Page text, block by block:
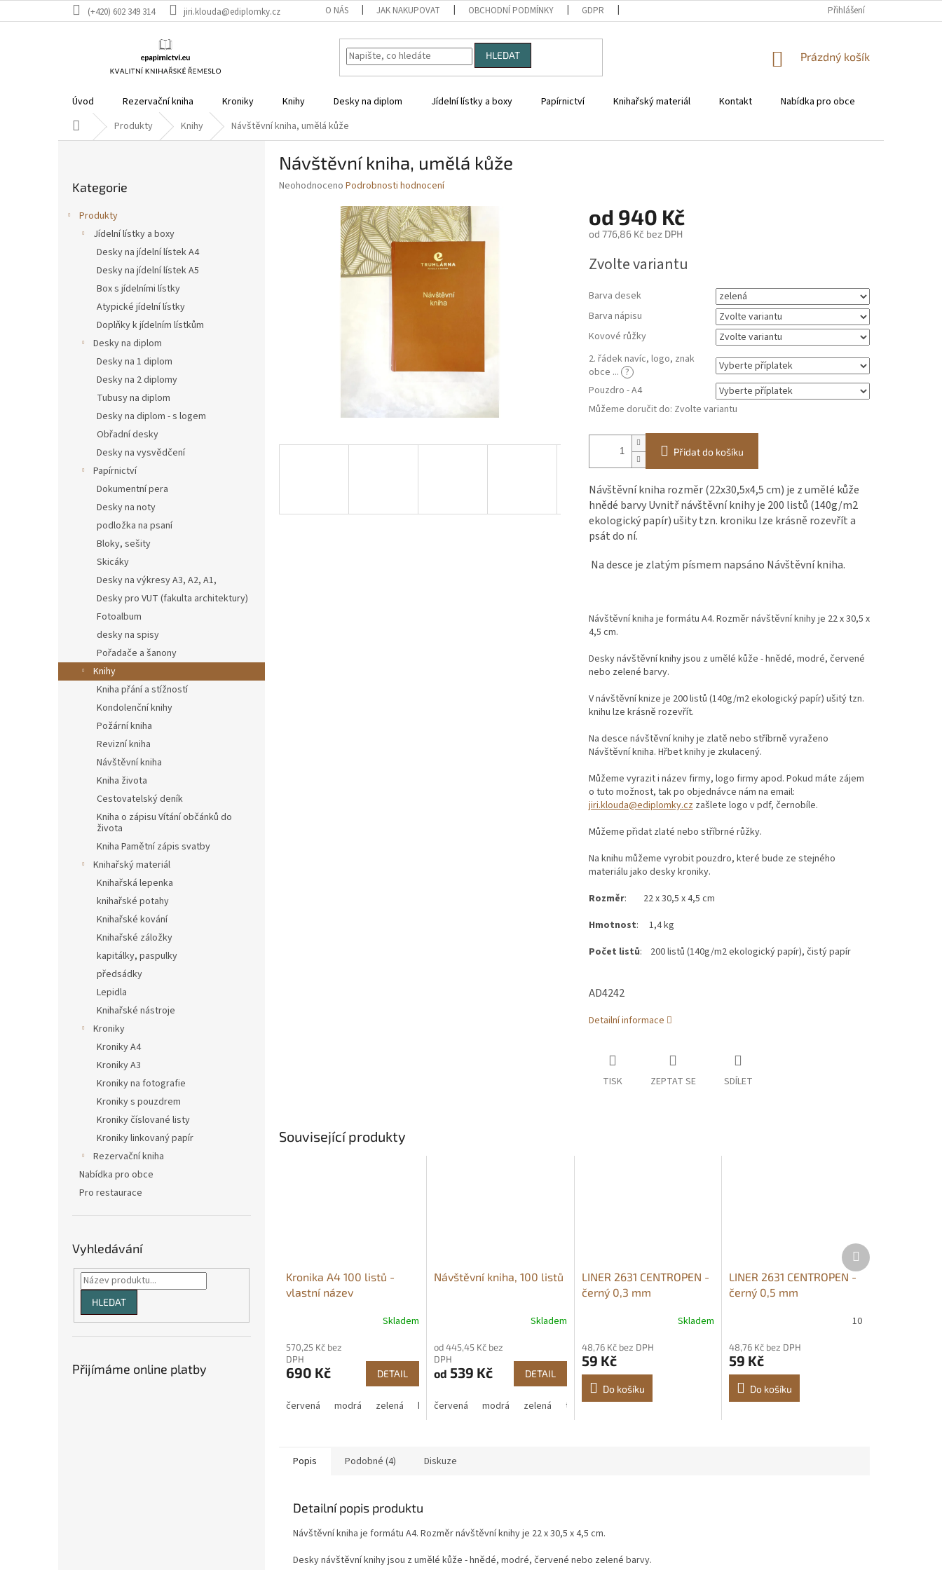
na
(+420) 602 349 314 jiri.klouda@ediplomky.cz O NÁS JAK NAKUPOVAT OBCHODNÍ PODMÍNKY GDPR Přihlášení
HLEDAT
NÁKUPNÍ
Prázdný košík
Úvod Rezervační kniha Kroniky Knihy Desky na diplom Jídelní lístky a boxy Papírnictví Knihařský materiál Kontakt Nabídka pro obce
Domů Produkty Knihy Návštěvní kniha, umělá kůže
kategorie
Kategorie
Produkty
Jídelní lístky a boxy
Desky na jídelní lístek A4
Desky na jídelní lístek A5
Box s jídelními lístky
Atypické jídelní lístky
Doplňky k jídelním lístkům
Desky na diplom
Desky na 1 diplom
Desky na 2 diplomy
Tubusy na diplom
Desky na diplom - s logem
Obřadní desky
Desky na vysvědčení
Papírnictví
Dokumentní pera
Desky na noty
podložka na psaní
Bloky, sešity
Skicáky
Desky na výkresy A3, A2, A1,
Desky pro VUT (fakulta architektury)
Fotoalbum
desky na spisy
Pořadače a šanony
Knihy
Kniha přání a stížností
Kondolenční knihy
Požární kniha
Revizní kniha
Návštěvní kniha
Kniha života
Cestovatelský deník
Kniha o zápisu Vítání občánků do
života
Kniha Pamětní zápis svatby
Knihařský materiál
Knihařská lepenka
knihařské potahy
Knihařské kování
Knihařské záložky
kapitálky, paspulky
předsádky
Lepidla
Knihařské nástroje
Kroniky
Kroniky A4
Kroniky A3
Kroniky na fotografie
Kroniky s pouzdrem
Kroniky číslované listy
Kroniky linkovaný papír
Rezervační kniha
Nabídka pro obce
Pro restaurace
Vyhledávání
HLEDAT
Přijímáme online platby
Návštěvní kniha, umělá kůže
Průměrné
Neohodnoceno Podrobnosti hodnocení
od 940 Kč
od 776,86 Kčbez DPH
cena:
Zvolte variantu
Barva desek
Barva nápisu
Kovové růžky
2. řádek navíc, logo, znak
obce ... ?
Pouzdro - A4
Můžeme doručit do: Zvolte variantu
Přidat do košíku
Návštěvní kniha rozměr (22x30,5x4,5 cm) je z umělé kůže
hnědé barvy Uvnitř návštěvní knihy je 200 listů (140g/m2
ekologický papír) ušity tzn. kroniku lze krásně rozevřít a
psát do ní.
Na desce je zlatým písmem napsáno Návštěvní kniha.
Návštěvní kniha je formátu A4. Rozměr návštěvní knihy je 22 x 30,5 x
4,5 cm.
Desky návštěvní knihy jsou z umělé kůže - hnědé, modré, červené
nebo zelené barvy.
V návštěvní knize je 200 listů (140g/m2 ekologický papír) ušitý tzn.
knihu lze krásně rozevřít.
Na desce návštěvní knihy je zlatě nebo stříbrně vyraženo
Návštěvní kniha. Hřbet knihy je zkulacený.
Můžeme vyrazit i název firmy, logo firmy apod. Pokud máte zájem
o tuto možnost, tak po objednávce nám na email:
jiri.klouda@ediplomky.czzašlete logo v pdf, černobíle.
Můžeme přidat zlaté nebo stříbrné růžky.
Na knihu můžeme vyrobit pouzdro, které bude ze stejného
materiálu jako desky kroniky.
Rozměr: 22 x 30,5 x 4,5 cm
Hmotnost: 1,4 kg
Počet listů: 200 listů (140g/m2 ekologický papír), čistý papír
AD4242
Detailní informace
TISK ZEPTAT SE SDÍLET
Související produkty
Kronika A4 100 listů -
vlastní název
Skladem
570,25 Kč bez
DPH
690 Kč DETAIL
červená modrá zelená hnědá
Návštěvní kniha, 100 listů
Skladem
od 445,45 Kč bez
DPH
od 539 Kč DETAIL
červená modrá zelená tm. hnědá
LINER 2631 CENTROPEN -
černý 0,3 mm
Skladem
48,76 Kč bez DPH
59 Kč
Do košíku
LINER 2631 CENTROPEN -
černý 0,5 mm
10
48,76 Kč bez DPH
59 Kč
Do košíku
Další
produkt
Popis Podobné (4) Diskuze
Detailní popis produktu
Návštěvní kniha je formátu A4. Rozměr návštěvní knihy je 22 x 30,5 x 4,5 cm.
Desky návštěvní knihy jsou z umělé kůže - hnědé, modré, červené nebo zelené barvy.